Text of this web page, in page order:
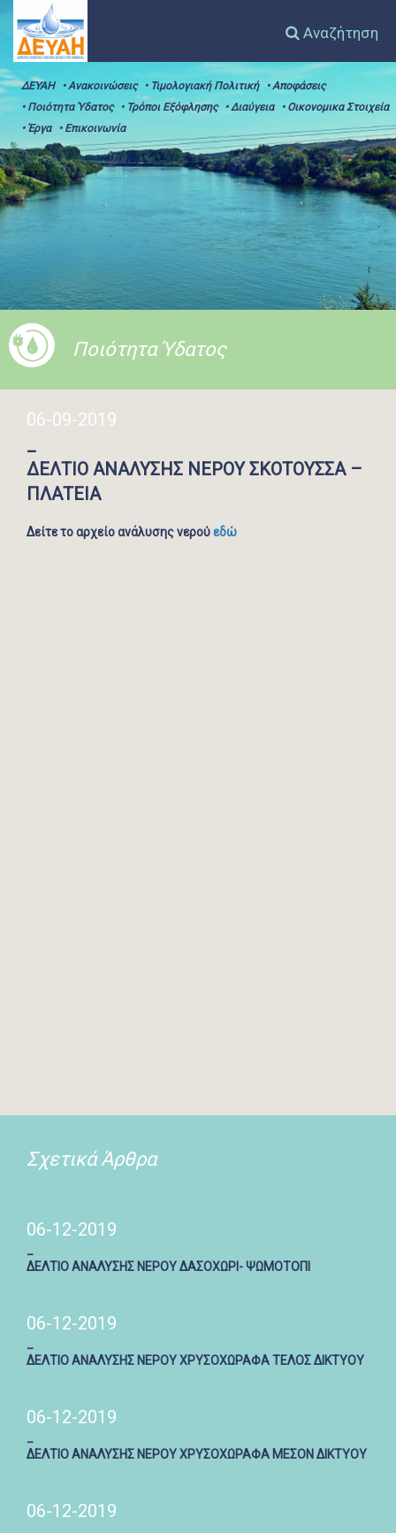
Αναζήτηση
ΔΕΥΑΗ • Ανακοινώσεις • Τιμολογιακή Πολιτική
• Αποφάσεις
• Ποιότητα Ύδατος
• Τρόποι Εξόφλησης • Διαύγεια
• Οικονομικα Στοιχεία
• Έργα
• Επικοινωνία
Ποιότητα Ύδατος
06-09-2019
_
ΔΕΛΤΙΟ ΑΝΑΛΥΣΗΣ ΝΕΡΟΥ ΣΚΟΤΟΥΣΣΑ –
ΠΛΑΤΕΙΑ
Δείτε το αρχείο ανάλυσης νερούεδώ
Σχετικά Άρθρα
06-12-2019
ΔΕΛΤΙΟ ΑΝΑΛΥΣΗΣ ΝΕΡΟΥ ΔΑΣΟΧΩΡΙ- ΨΩΜΟΤΟΠΙ
06-12-2019
ΔΕΛΤΙΟ ΑΝΑΛΥΣΗΣ ΝΕΡΟΥ ΧΡΥΣΟΧΩΡΑΦΑ ΤΕΛΟΣ ΔΙΚΤΥΟΥ
06-12-2019
ΔΕΛΤΙΟ ΑΝΑΛΥΣΗΣ ΝΕΡΟΥ ΧΡΥΣΟΧΩΡΑΦΑ ΜΕΣΟΝ ΔΙΚΤΥΟΥ
06-12-2019